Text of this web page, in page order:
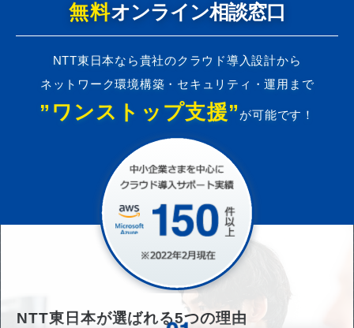
無料オンライン相談窓口
NTT東日本なら貴社のクラウド導入設計から
ネットワーク環境構築・セキュリティ・運用まで
”ワンストップ支援” が可能です！
NTT東日本が選ばれる5つの理由